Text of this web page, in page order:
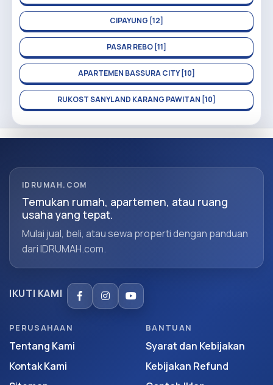
CIPAYUNG [12]
PASAR REBO [11]
APARTEMEN BASSURA CITY [10]
RUKOST SANYLAND KARANG PAWITAN [10]
IDRUMAH.COM
Temukan rumah, apartemen, atau ruang
usaha yang tepat.
Mulai jual, beli, atau sewa properti dengan panduan
dari IDRUMAH.com.
IKUTI KAMI
PERUSAHAAN
Tentang Kami
Kontak Kami
BANTUAN
Syarat dan Kebijakan
Kebijakan Refund